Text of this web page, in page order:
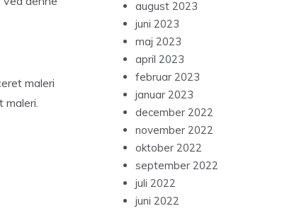
maleri
august 2023
juni 2023
maj 2023
april 2023
februar 2023
januar 2023
december 2022
november 2022
oktober 2022
september 2022
juli 2022
juni 2022